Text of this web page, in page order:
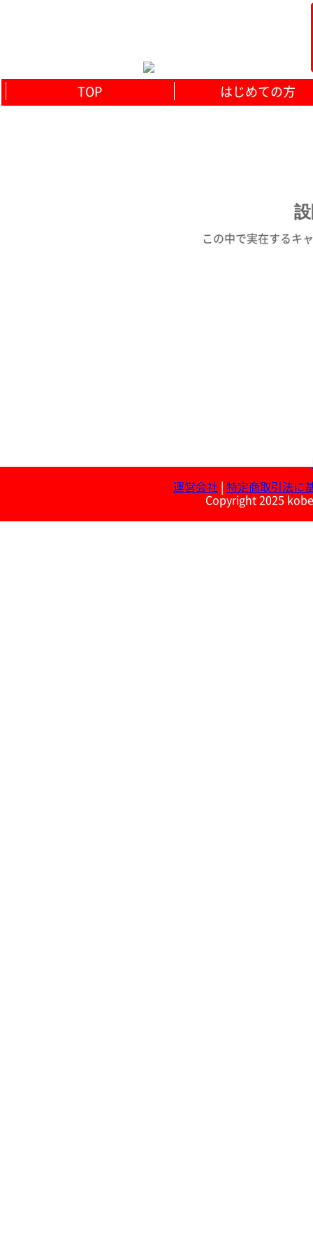
TOP はじめての方
この中で実在するキ
運営会社
特定商取引法に
Copyright 2025